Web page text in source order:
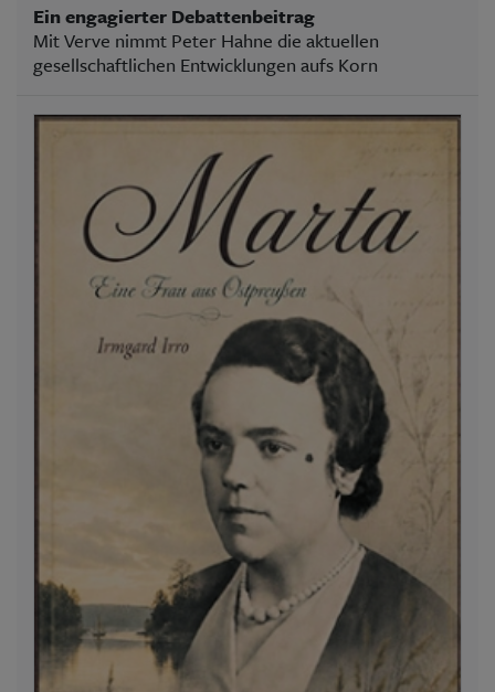
Ein engagierter Debattenbeitrag
Mit Verve nimmt Peter Hahne die aktuellen
gesellschaftlichen Entwicklungen aufs Korn